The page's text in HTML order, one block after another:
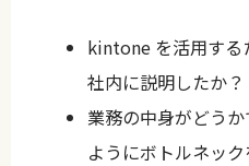
kintone を活用する
社内に説明したか？
業務の中身がどう
ようにボトルネッ